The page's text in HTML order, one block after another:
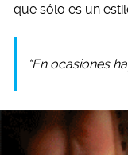
que sólo es un
“En ocasiones